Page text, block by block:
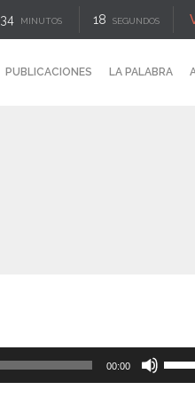
34 MINUTOS 18 SEGUNDOS
PUBLICACIONES LA PALABRA
00:00